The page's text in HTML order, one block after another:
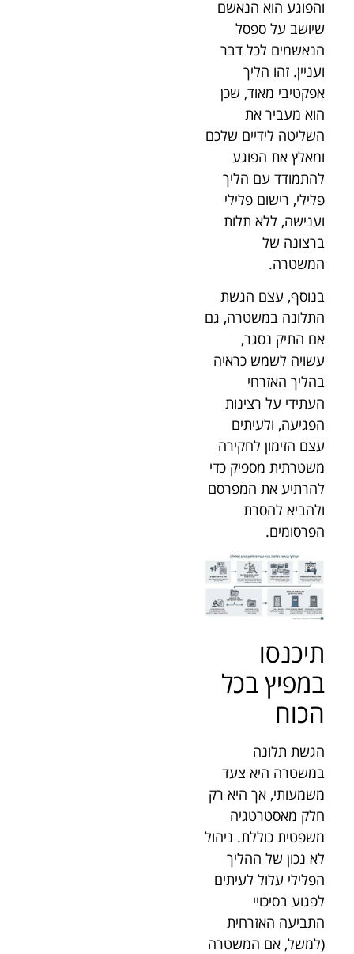
והפוגע הוא הנאשם
שיושב על ספסל
הנאשמים לכל דבר
ועניין. זהו הליך
אפקטיבי מאוד, שכן
הוא מעביר את
השליטה לידיים שלכם
ומאלץ את הפוגע
להתמודד עם הליך
פלילי, רישום פלילי
וענישה, ללא תלות
ברצונה של
המשטרה.
בנוסף, עצם הגשת
התלונה במשטרה, גם
אם התיק נסגר,
עשויה לשמש כראיה
בהליך האזרחי
העתידי על רצינות
הפגיעה, ולעיתים
עצם הזימון לחקירה
משטרתית מספיק כדי
להרתיע את המפרסם
ולהביא להסרת
הפרסומים.
תיכנסו
במפיץ בכל
הכוח
הגשת תלונה
במשטרה היא צעד
משמעותי, אך היא רק
חלק מאסטרטגיה
משפטית כוללת. ניהול
לא נכון של ההליך
הפלילי עלול לעיתים
לפגוע בסיכויי
התביעה האזרחית
(למשל, אם המשטרה